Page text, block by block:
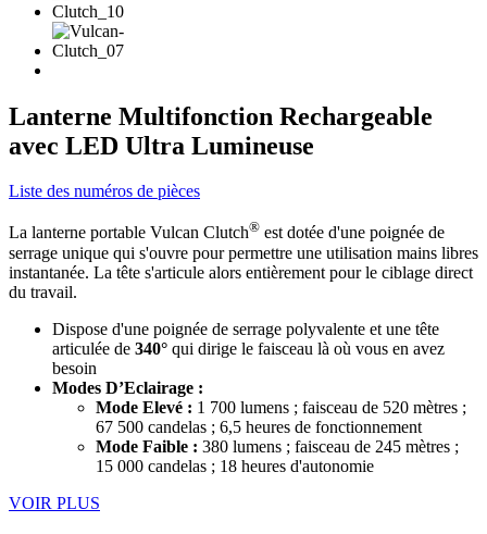
Lanterne Multifonction Rechargeable
avec LED Ultra Lumineuse
Liste des numéros de pièces
La lanterne portable Vulcan Clutch® est dotée d'une poignée de
serrage unique qui s'ouvre pour permettre une utilisation mains libres
instantanée. La tête s'articule alors entièrement pour le ciblage direct
du travail.
Dispose d'une poignée de serrage polyvalente et une tête
articulée de 340° qui dirige le faisceau là où vous en avez
besoin
Modes D’Eclairage :
Mode Elevé : 1 700 lumens ; faisceau de 520 mètres ;
67 500 candelas ; 6,5 heures de fonctionnement
Mode Faible : 380 lumens ; faisceau de 245 mètres ;
15 000 candelas ; 18 heures d'autonomie
VOIR PLUS